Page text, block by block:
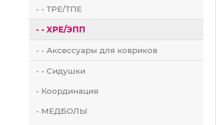
- - TPE/ТПЕ
- - XPE/ЭПП
- - Аксессуары для ковриков
- - Сидушки
- Координация
- МЕДБОЛЫ